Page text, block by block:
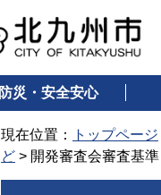
防災・安全安心
現在位置： トップページ
ど > 開発審査会審査基準